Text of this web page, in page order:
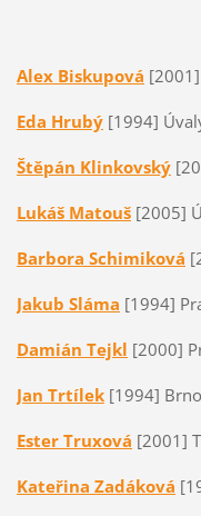
Alex Biskupová
Eda Hrubý[1994]
Štěpán Klinkovský
Lukáš Matouš[2005]
Barbora Schimiková
Jakub Sláma [1994]
Damián Tejkl [2000]
Jan Trtílek[1994] Brno
Ester Truxová [2001]
Kateřina Zadáková